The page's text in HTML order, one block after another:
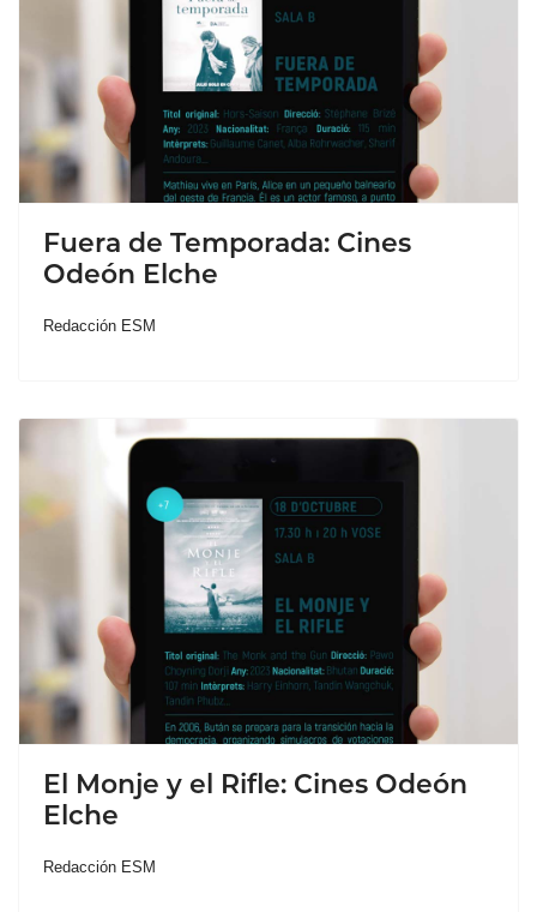
Fuera de Temporada: Cines
Odeón Elche
Redacción ESM
El Monje y el Rifle: Cines Odeón
Elche
Redacción ESM